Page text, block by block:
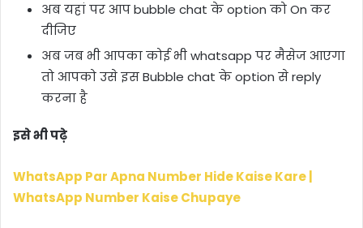
अब यहां पर आप bubble chat के option को On कर
दीजिए
अब जब भी आपका कोई भी whatsapp पर मैसेज आएगा
तो आपको उसे इस Bubble chat के option से reply
करना है
इसे भी पढ़े
WhatsApp Par Apna Number Hide Kaise Kare |
WhatsApp Number Kaise Chupaye